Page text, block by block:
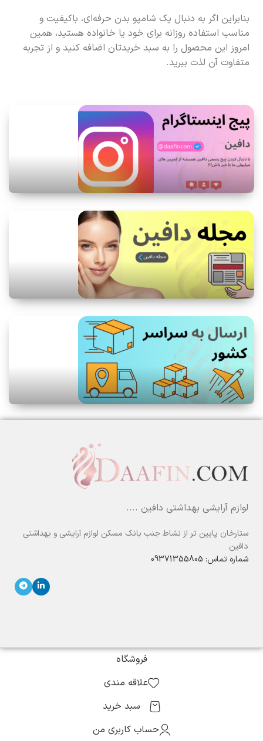
بنابراین اگر به دنبال یک شامپو بدن حرفه‌ای، باکیفیت و
مناسب استفاده روزانه برای خود یا خانواده هستید، همین
امروز این محصول را به سبد خریدتان اضافه کنید و از تجربه
متفاوت آن لذت ببرید.
لوازم آرایشی بهداشتی دافین ....
ستارخان پایین تر از نشاط جنب بانک مسکن لوازم آرایشی و بهداشتی
دافین
شماره تماس: 09371355805
فروشگاه
علاقه مندی
سبد خرید
حساب کاربری من